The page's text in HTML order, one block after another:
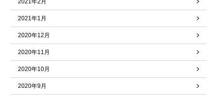
2021年2月
2021年1月
2020年12月
2020年11月
2020年10月
2020年9月